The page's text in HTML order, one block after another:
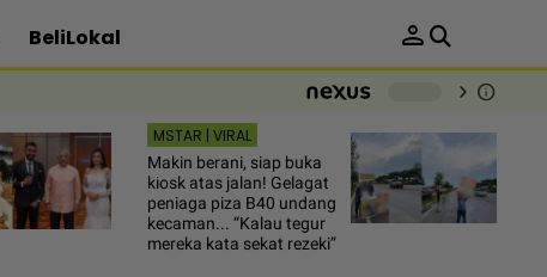
BeliLokal person
chevron_right info
MSTAR | VIRAL
Makin berani, siap buka
kiosk atas jalan! Gelagat
peniaga piza B40 undang
kecaman... “Kalau tegur
mereka kata sekat rezeki”